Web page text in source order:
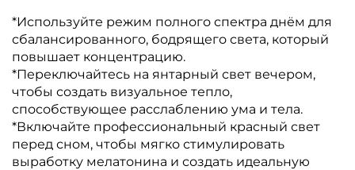
*Используйте режим полного спектра днём для
сбалансированного, бодрящего света, который
повышает концентрацию.
*Переключайтесь на янтарный свет вечером,
чтобы создать визуальное тепло,
способствующее расслаблению ума и тела.
*Включайте профессиональный красный свет
перед сном, чтобы мягко стимулировать
выработку мелатонина и создать идеальную